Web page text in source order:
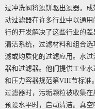
过冲洗阀将滤饼驱出滤器。
动过滤器在许多行业中以通
行的开发解决了这些行业的
清洁系统，过滤材料和组合
滤或均质化的过滤应用。水
器和过滤器。他们提供工业
和压力容器规范第VIII节标准
过滤器时，污垢颗粒被收集
预设水平时，启动清洁。真